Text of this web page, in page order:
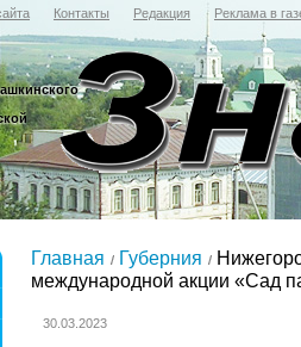
Контакты Редакция Реклама в
Главная Губерния
международной акции «Сад
30.03.2023